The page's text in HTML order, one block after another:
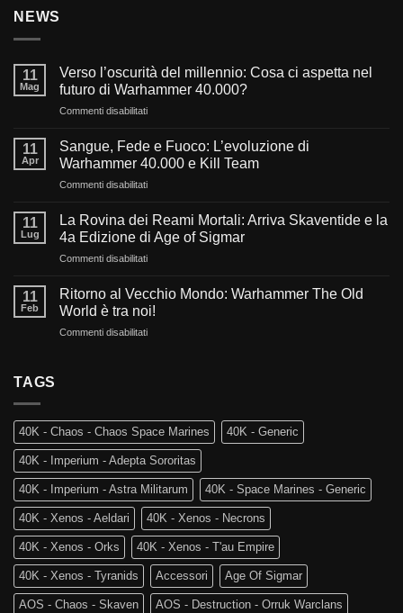
NEWS
11
Mag
Verso l’oscurità del millennio: Cosa ci aspetta nel
futuro di Warhammer 40.000?
Commenti disabilitatisu
l’oscurità
del
millennio:
Cosa
aspetta
nel
futuro
di
40.000?
11
Apr
Sangue, Fede e Fuoco: L’evoluzione di
Warhammer 40.000 e Kill Team
Commenti disabilitatisu
Fede
e
Fuoco:
L’evoluzione
Warhammer
40.000
Kill
11
Lug
La Rovina dei Reami Mortali: Arriva Skaventide e la
4a Edizione di Age of Sigmar
Commenti disabilitatisu
Rovina
dei
Reami
Mortali:
Edizione
di
Age
of
Sigmar
11
Feb
Ritorno al Vecchio Mondo: Warhammer The Old
World è tra noi!
Commenti disabilitatisu
The
Old
World
tra
noi!
TAGS
40K - Chaos - Chaos Space Marines 40K - Generic
40K - Imperium - Adepta Sororitas
40K - Imperium - Astra Militarum 40K - Space Marines - Generic
40K - Xenos - Aeldari 40K - Xenos - Necrons
40K - Xenos - Orks 40K - Xenos - T'au Empire
40K - Xenos - Tyranids Accessori Age Of Sigmar
AOS - Chaos - Skaven AOS - Destruction - Orruk Warclans